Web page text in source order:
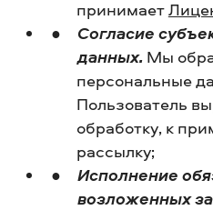
принимает
Согласие
данных.Мы
персональные
Пользователь
обработку, к
рассылку;
Исполнение
возложенных